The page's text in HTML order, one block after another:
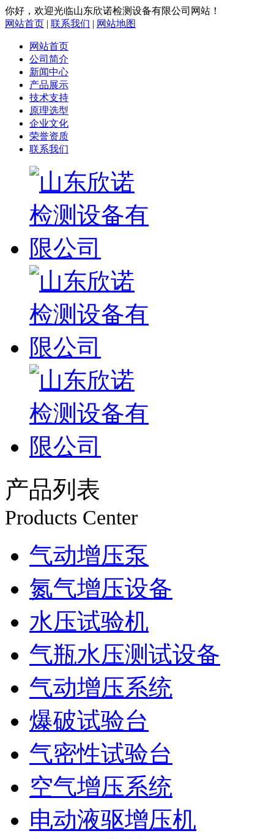
你好，欢迎光临山东欣诺检测设备有限公司网站！
网站首页 | 联系我们 | 网站地图
网站首页
公司简介
新闻中心
产品展示
技术支持
原理选型
企业文化
荣誉资质
联系我们
产品列表
Products Center
气动增压泵
氮气增压设备
水压试验机
气瓶水压测试设备
气动增压系统
爆破试验台
气密性试验台
空气增压系统
电动液驱增压机